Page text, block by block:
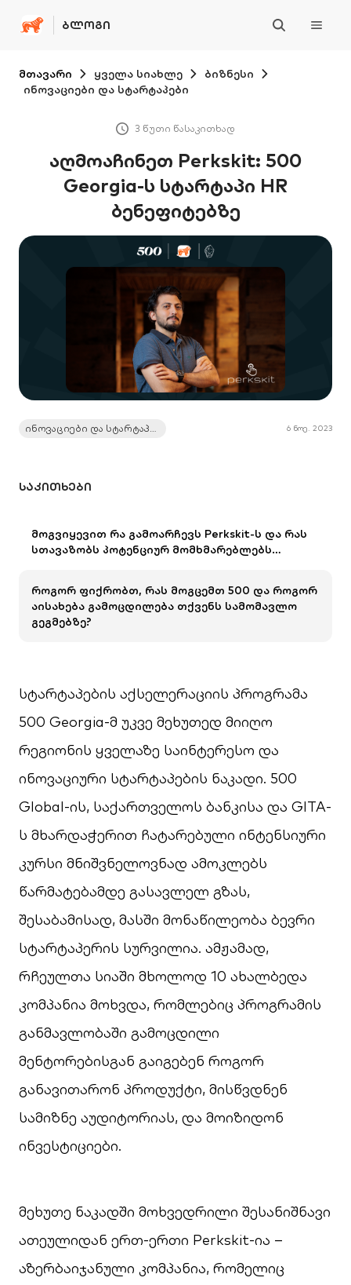
ᲑᲚᲝᲒᲘ
მთავარი ყველა სიახლე
ბიზნესი
ინოვაციები და სტარტაპები
3 წუთი წასაკითხად
აღმოაჩინეთ Perkskit: 500
Georgia-ს სტარტაპი HR
ბენეფიტებზე
ინოვაციები და სტარტაპები 6 ნოე. 2023
ᲡᲐᲙᲘᲗᲮᲔᲑᲘ
მოგვიყევით რა გამოარჩევს Perkskit-ს და რას
სთავაზობს პოტენციურ მომხმარებლებს…
როგორ ფიქრობთ, რას მოგცემთ 500 და როგორ
აისახება გამოცდილება თქვენს სამომავლო
გეგმებზე?
სტარტაპების აქსელერაციის პროგრამა
500 Georgia-მ უკვე მეხუთედ მიიღო
რეგიონის ყველაზე საინტერესო და
ინოვაციური სტარტაპების ნაკადი. 500
Global-ის, საქართველოს ბანკისა და GITA-
ს მხარდაჭერით ჩატარებული ინტენსიური
კურსი მნიშვნელოვნად ამოკლებს
წარმატებამდე გასავლელ გზას,
შესაბამისად, მასში მონაწილეობა ბევრი
სტარტაპერის სურვილია. ამჟამად,
რჩეულთა სიაში მხოლოდ 10 ახალბედა
კომპანია მოხვდა, რომლებიც პროგრამის
განმავლობაში გამოცდილი
მენტორებისგან გაიგებენ როგორ
განავითარონ პროდუქტი, მისწვდნენ
სამიზნე აუდიტორიას, და მოიზიდონ
ინვესტიციები.
მეხუთე ნაკადში მოხვედრილი შესანიშნავი
ათეულიდან ერთ-ერთი Perkskit-ია –
აზერბაიჯანული კომპანია, რომელიც